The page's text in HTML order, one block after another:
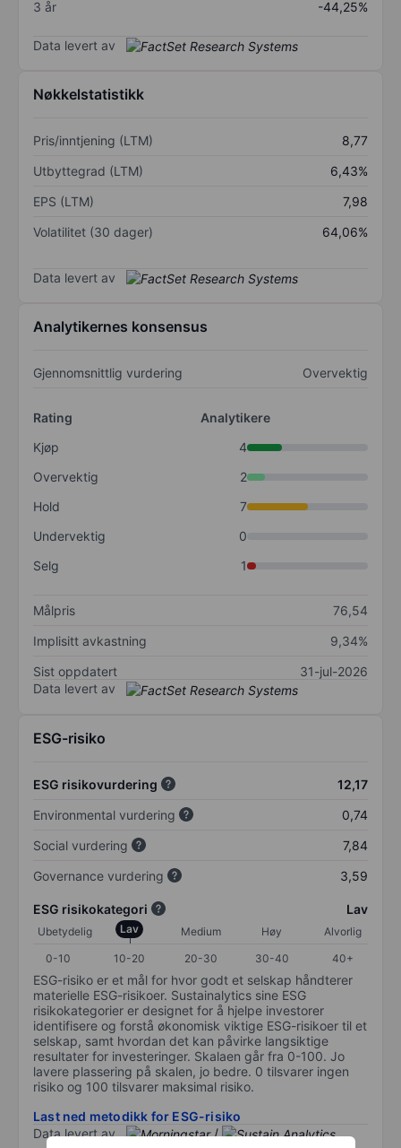
3 år
-44,25%
Data levert av
Nøkkelstatistikk
Pris/inntjening (LTM)
8,77
Utbyttegrad (LTM)
6,43%
EPS (LTM)
7,98
Volatilitet (30 dager)
64,06%
Data levert av
Analytikernes konsensus
Gjennomsnittlig vurdering Overvektig
Rating
Analytikere
Kjøp
4
Overvektig
2
Hold
7
Undervektig
0
Selg
1
Målpris
76,54
Implisitt avkastning
9,34%
Sist oppdatert
31-jul-2026
Data levert av
ESG-risiko
ESG risikovurdering
12,17
Environmental vurdering
0,74
Social vurdering
7,84
Governance vurdering
3,59
ESG risikokategori Lav
Ubetydelig Lav Medium Høy
Alvorlig
0-10
10-20 20-30 30-40 40+
ESG-risiko er et mål for hvor godt et selskap håndterer
materielle ESG-risikoer. Sustainalytics sine ESG
risikokategorier er designet for å hjelpe investorer
identifisere og forstå økonomisk viktige ESG-risikoer til et
selskap, samt hvordan det kan påvirke langsiktige
resultater for investeringer. Skalaen går fra 0-100. Jo
lavere plassering på skalen, jo bedre. 0 tilsvarer ingen
risiko og 100 tilsvarer maksimal risiko.
Last ned metodikk for ESG-risiko
Data levert av
/